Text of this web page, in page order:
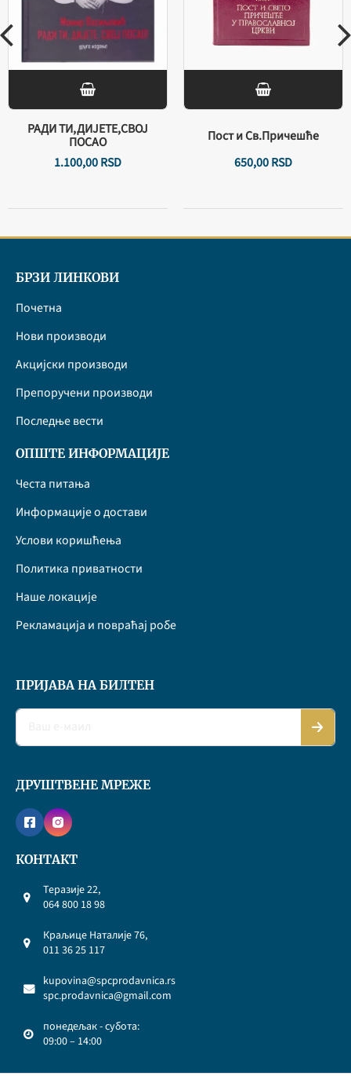
РАДИ ТИ,ДИЈЕТЕ,СВОЈ
ПОСАО
1.100,00RSD
Пост и Св.Причешће
650,00RSD
БРЗИ ЛИНКОВИ
Почетна
Нови производи
Акцијски производи
Препоручени производи
Последње вести
ОПШТЕ ИНФОРМАЦИЈЕ
Честа питања
Информације о достави
Услови коришћења
Политика приватности
Наше локације
Рекламација и повраћај робе
ПРИЈАВА НА БИЛТЕН
ДРУШТВЕНЕ МРЕЖЕ
КОНТАКТ
Теразије 22,
064 800 18 98
Краљице Наталије 76,
011 36 25 117
kupovina@spcprodavnica.rs
spc.prodavnica@gmail.com
понедељак - субота:
09:00 – 14:00